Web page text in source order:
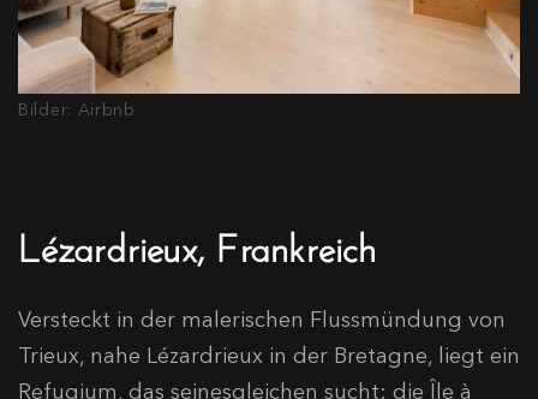
Bilder: Airbnb
Lézardrieux, Frankreich
Versteckt in der malerischen Flussmündung von
Trieux, nahe Lézardrieux in der Bretagne, liegt ein
Refugium, das seinesgleichen sucht: die Île à